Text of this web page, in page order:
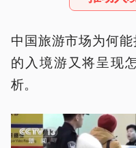
中国旅游市场为何
的入境游又将呈现
析。